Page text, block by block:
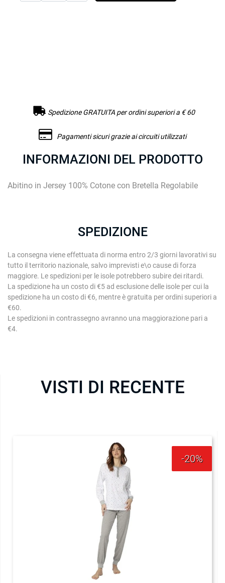
Spedizione GRATUITA per ordini superiori a € 60
Pagamenti sicuri grazie ai circuiti utilizzati
INFORMAZIONI DEL PRODOTTO
Abitino in Jersey 100% Cotone con Bretella Regolabile
SPEDIZIONE
La consegna viene effettuata di norma entro 2/3 giorni lavorativi su
tutto il territorio nazionale, salvo imprevisti e\o cause di forza
maggiore. Le spedizioni per le isole potrebbero subire dei ritardi.
La spedizione ha un costo di €5 ad esclusione delle isole per cui la
spedizione ha un costo di €6, mentre è gratuita per ordini superiori a
€60.
Le spedizioni in contrassegno avranno una maggiorazione pari a
€4.
VISTI DI RECENTE
-20%